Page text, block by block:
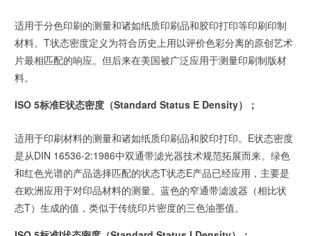
适用于分色印刷的测量和诸如纸质印刷品和胶印打印等印刷印制
材料。T状态密度定义为符合历史上用以评价色彩分离的原创艺术
片最相匹配的响应。但后来在美国被广泛应用于测量印刷制版材
料。
ISO 5标准E状态密度（Standard Status E Density）；
适用于印刷材料的测量和诸如纸质印刷品和胶印打印。E状态密度
是从DIN 16536-2:1986中双通带滤光器技术规范拓展而来。绿色
和红色光谱的产品选择匹配的状态T状态E产品已经应用，主要是
在欧洲应用于对印品材料的测量。蓝色的窄通带滤波器（相比状
态T）生成的值，类似于传统印片密度的三色油墨值。